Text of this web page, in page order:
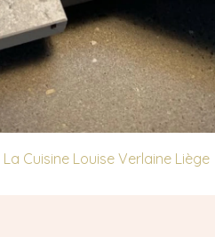
La Cuisine Louise Verlaine Liège